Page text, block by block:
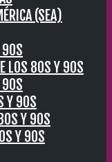
(SEA)
90S
LOS 80S Y 90S
90S
Y 90S
Y 90S
Y 90S